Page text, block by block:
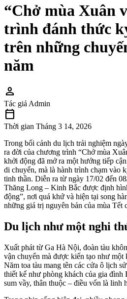
“Chở mùa Xuân
trình đánh thức
trên những
năm
person
Tác giả Admin
calendar_today
Thời gian Tháng 3 14, 2026
Trong bối cảnh du lịch trải nghiệm
ra đời của chương trình “Chở mùa
khởi động đã mở ra một hướng tiếp
di chuyển, mà là hành trình chạm vào
tinh thần. Diễn ra từ ngày 17/02 đến
Thăng Long – Kinh Bắc được định
động”, nơi quá khứ và hiện tại song
những giá trị nguyên bản của mùa Tết
Du lịch như một nghi
Xuất phát từ Ga Hà Nội, đoàn tàu
vận chuyển mà được kiến tạo như một
Năm toa tàu mang tên các cửa ô lịch
thiết kế như phòng khách của gia đình
sum vầy, thân thuộc – điều vốn là linh